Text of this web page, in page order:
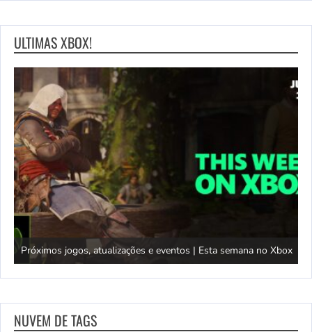
ULTIMAS XBOX!
Próximos jogos, atualizações e eventos | Esta semana no Xbox
NUVEM DE TAGS